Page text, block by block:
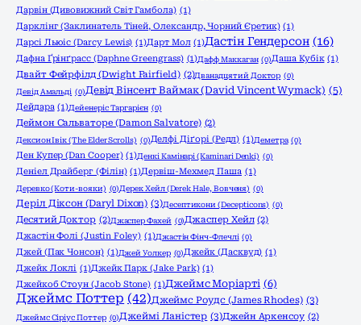
Дарвін (Дивовижний Світ Гамбола) (1)
Дарклінг (Заклинатель Тіней, Олександр, Чорний Єретик) (1)
Дарсі Льюіс (Darcy Lewis) (1)Дарт Мол (1)Дастін Гендерсон (16)
Дафна Ґрінґрасс (Daphne Greengrass) (1)Дафф Маккаган (0)Даша Кубік (1)
Двайт Фейрфілд (Dwight Fairfield) (2)Дванадцятий Доктор (0)
Девід Амальді (0)Девід Вінсент Ваймак (David Vincent Wymack) (5)
Дейдара (1)Дейенеріс Таргарієн (0)
Деймон Сальваторе (Damon Salvatore) (2)
Дексион Івік (The Elder Scrolls) (0)Делфі Діґорі (Редл) (1)Деметра (0)
Ден Купер (Dan Cooper) (1)Денкі Камінарі (Kaminari Denki) (0)
Деніел Драйберг (Філін) (1)Дервіш-Мехмед Паша (1)
Деревко (Коти-вояки) (0)Дерек Хейл (Derek Hale, Вовченя) (0)
Деріл Діксон (Daryl Dixon) (3)Десептикони (Decepticons) (0)
Десятий Доктор (2)Джаспер Фахей (0)Джаспер Хейл (2)
Джастін Фолі (Justin Foley) (1)Джастін Фінч-Флечлі (0)
Джей (Пак Чонсон) (1)Джей Уолкер (0)Джейк (Дасквуд) (1)
Джейк Локлі (1)Джейк Парк (Jake Park) (1)
Джейкоб Стоун (Jacob Stone) (1)Джеймс Моріарті (6)
Джеймс Поттер (42)Джеймс Роудс (James Rhodes) (3)
Джеймс Сіріус Поттер (0)Джеймі Ланістер (3)Джейн Аркенсоу (2)